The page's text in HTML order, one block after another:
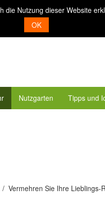
Nutzung dieser Website
OK
Nutzgarten Tipps und
Vermehren Sie Ihre Lieblings-